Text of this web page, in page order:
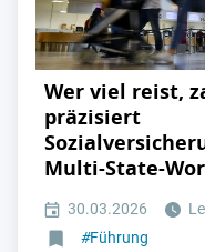
Wer viel reist,
präzisiert
Multi-State-
30.03.2026
#Führung